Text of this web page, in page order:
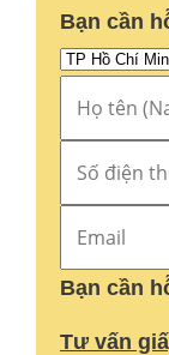
Bạn cần
Bạn cần
Tư vấn